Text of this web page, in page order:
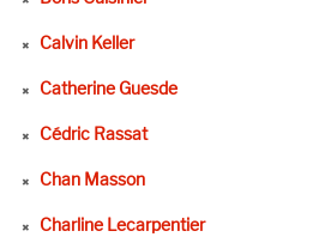
Calvin Keller
Catherine Guesde
Cédric Rassat
Chan Masson
Charline Lecarpentier